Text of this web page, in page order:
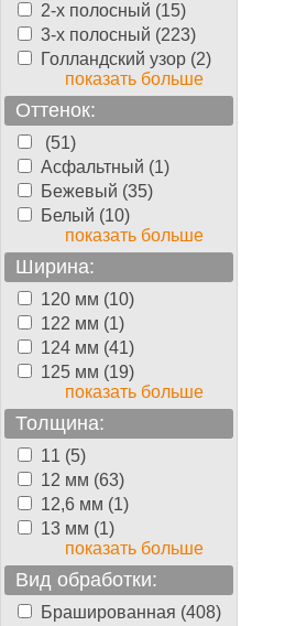
2-х полосный (15)
3-х полосный (223)
Голландский узор (2)
показать больше
Оттенок:
(51)
Асфальтный (1)
Бежевый (35)
Белый (10)
показать больше
Ширина:
120 мм (10)
122 мм (1)
124 мм (41)
125 мм (19)
показать больше
Толщина:
11 (5)
12 мм (63)
12,6 мм (1)
13 мм (1)
показать больше
Вид обработки:
Брашированная (408)